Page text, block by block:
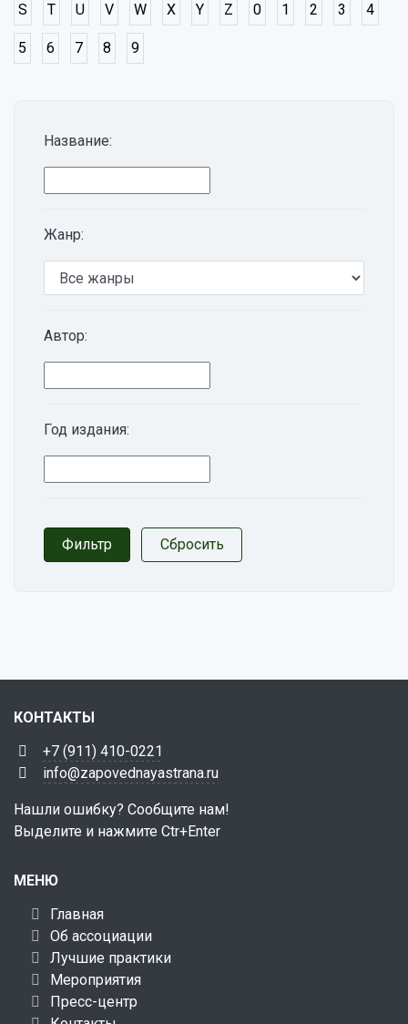
Название:
Жанр:
Автор:
Год издания:
S T U V W X Y Z 0 1 2 3 4
5 6 7 8 9
КОНТАКТЫ
+7 (911) 410-0221
info@zapovednayastrana.ru
Нашли ошибку? Сообщите нам!
Выделите и нажмите Ctr+Enter
МЕНЮ
Главная
Об ассоциации
Лучшие практики
Мероприятия
Пресс-центр